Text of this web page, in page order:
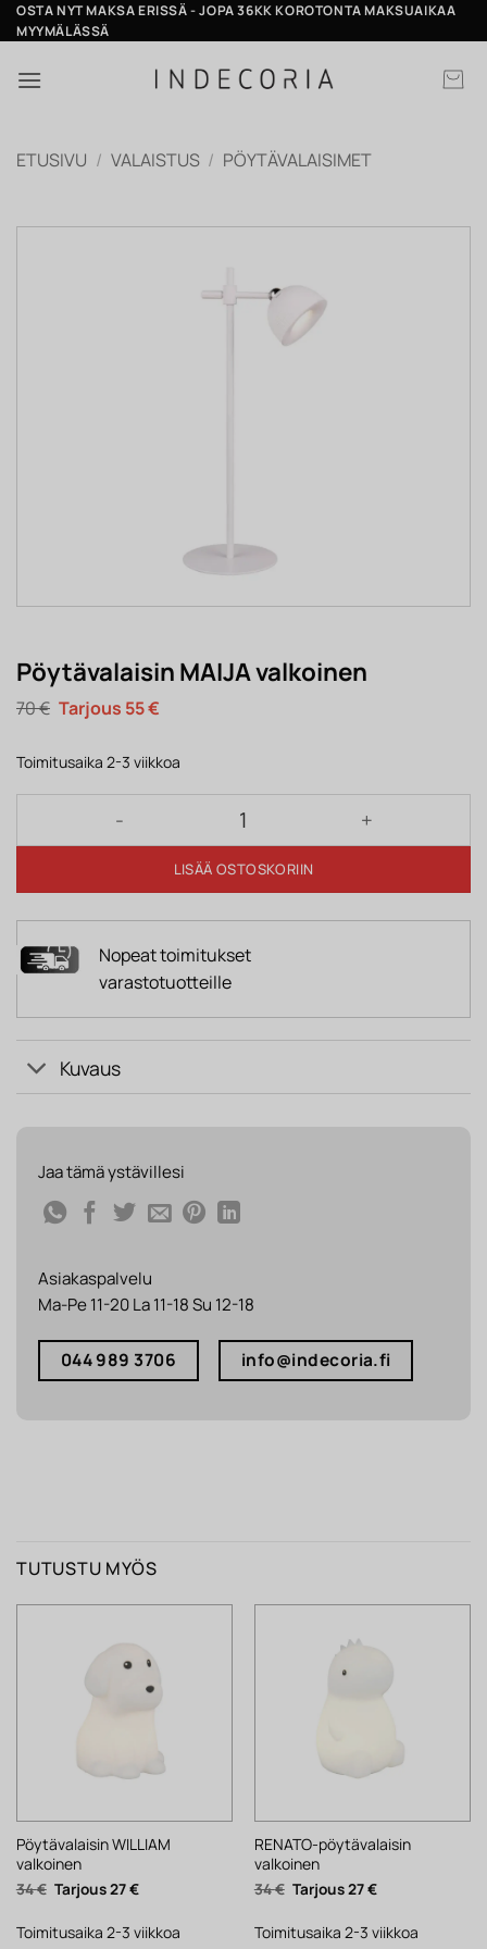
Skip
to
OSTA NYT MAKSA ERISSÄ - JOPA 36KK KOROTONTA MAKSUAIKAA
MYYMÄLÄSSÄ
ETUSIVU / VALAISTUS / PÖYTÄVALAISIMET
Pöytävalaisin MAIJA valkoinen
70€ Alkuperäinen
hinta
70 €.
55€Nykyinen
55 €.
Toimitusaika 2-3 viikkoa
Pöytävalaisin MAIJA valkoinen määrä
LISÄÄ OSTOSKORIIN
Nopeat toimitukset
varastotuotteille
Kuvaus
Jaa tämä ystävillesi
Asiakaspalvelu
Ma-Pe 11-20 La 11-18 Su 12-18
044 989 3706 info@indecoria.fi
TUTUSTU MYÖS
Pöytävalaisin WILLIAM
valkoinen
34€ Alkuperäinen
hinta
34 €.
27€Nykyinen
27 €.
Toimitusaika 2-3 viikkoa
RENATO-pöytävalaisin
valkoinen
34€ Alkuperäinen
hinta
34 €.
27€Nykyinen
27 €.
Toimitusaika 2-3 viikkoa